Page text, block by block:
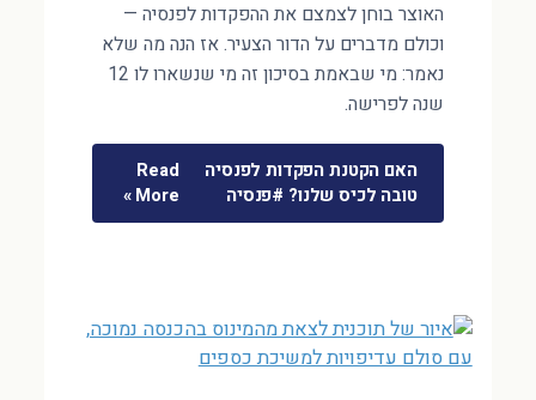
האוצר בוחן לצמצם את ההפקדות לפנסיה —
וכולם מדברים על הדור הצעיר. אז הנה מה שלא
נאמר: מי שבאמת בסיכון זה מי שנשארו לו 12
שנה לפרישה.
האם הקטנת הפקדות לפנסיה
טובה לכיס שלנו? #פנסיה
Read
More »